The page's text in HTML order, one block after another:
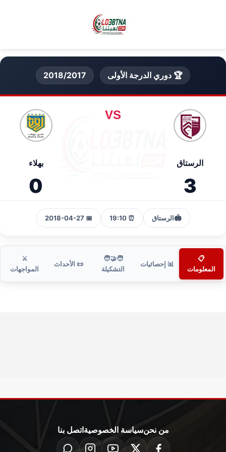
🏆 دوري الدرجة الأولى 2018/2017
الرستاق
3
VS
بهلاء
0
🏟️الرستاق ⏰ 19:10
📅 2018-04-27
📋
المعلومات
📊 إحصائيات
🧑‍🤝‍🧑
التشكيلة
📜 الأحداث
⚔️
المواجهات
من نحنسياسة الخصوصية اتصل بنا